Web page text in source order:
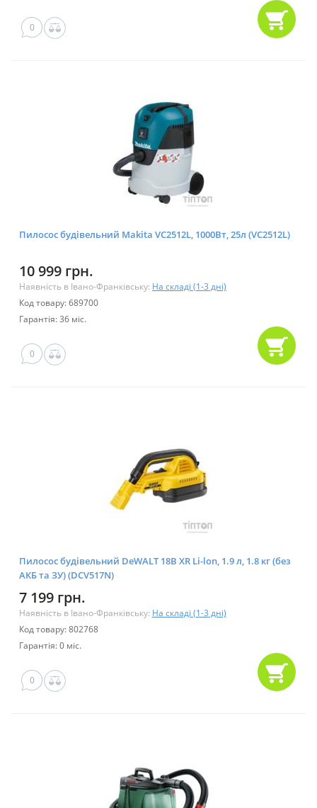
0
Пилосос будівельний Makita VC2512L, 1000Вт, 25л (VC2512L)
10 999 грн.
Наявність в Івано-Франківську: На складі (1-3 дні)
Код товару: 689700
Гарантія: 36 міс.
0
Пилосос будівельний DeWALT 18В XR Li-lon, 1.9 л, 1.8 кг (без
АКБ та ЗУ) (DCV517N)
7 199 грн.
Наявність в Івано-Франківську: На складі (1-3 дні)
Код товару: 802768
Гарантія: 0 міс.
0